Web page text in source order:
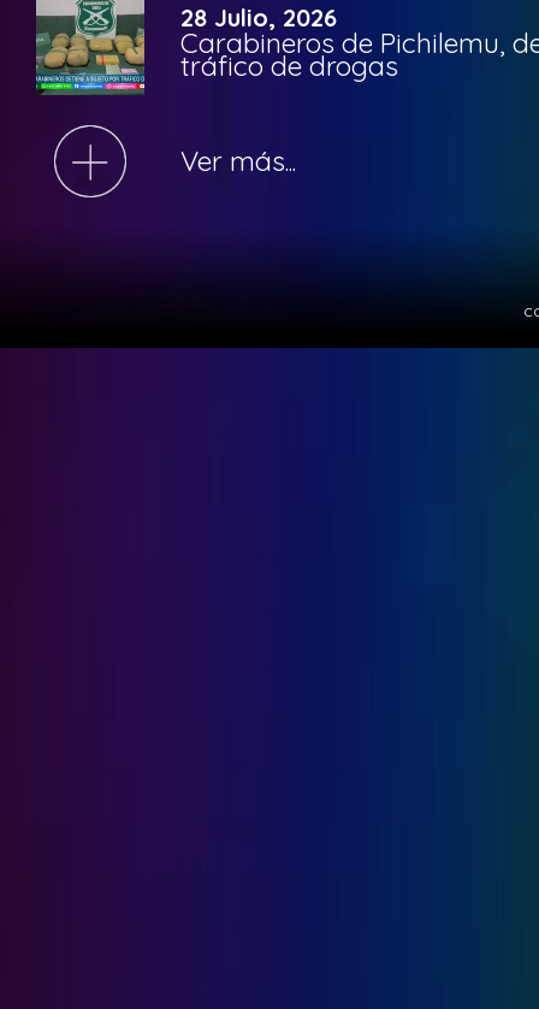
28 Julio, 2026
Carabineros de Pichilemu,
tráfico de drogas
Ver más...